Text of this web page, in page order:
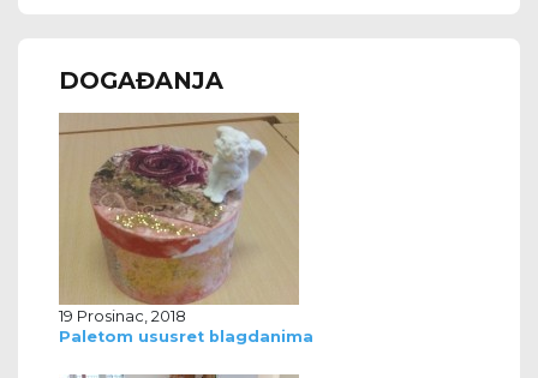
DOGAĐANJA
19 Prosinac, 2018
Paletom ususret blagdanima